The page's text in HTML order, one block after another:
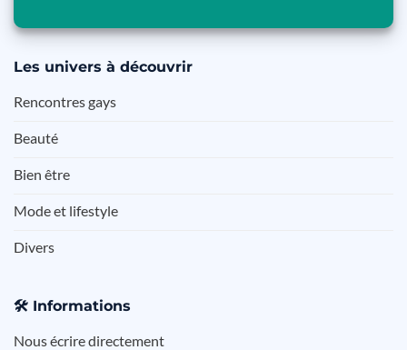
Les univers à découvrir
Rencontres gays
Beauté
Bien être
Mode et lifestyle
Divers
🛠️ Informations
Nous écrire directement